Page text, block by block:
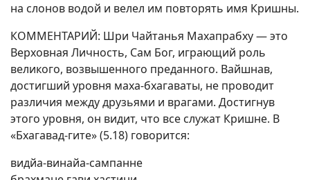
на слонов водой и велел им повторять имя Кришны.
КОММЕНТАРИЙ: Шри Чайтанья Махапрабху — это
Верховная Личность, Сам Бог, играющий роль
великого, возвышенного преданного. Вайшнав,
достигший уровня маха-бхагаваты, не проводит
различия между друзьями и врагами. Достигнув
этого уровня, он видит, что все служат Кришне. В
«Бхагавад-гите» (5.18) говорится:
видйа-винайа-сампанне